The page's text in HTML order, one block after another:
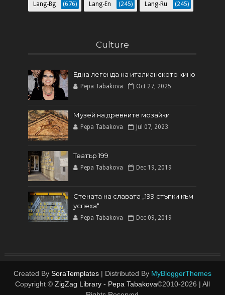
Lang-Bg (676) Lang-En (245) Lang-Ru (245)
Culture
Една легенда на италианското кинo
Pepa Tabakova Oct 27, 2025
Музей на древните мозайки
Pepa Tabakova Jul 07, 2023
Театър 199
Pepa Tabakova Dec 19, 2019
Стената на славата „199 стъпки към
успеха“
Pepa Tabakova Dec 09, 2019
Created By SoraTemplates| Distributed By MyBloggerThemes
Copyright © ZigZag Library - Pepa Tabakova©2010-2026 | All